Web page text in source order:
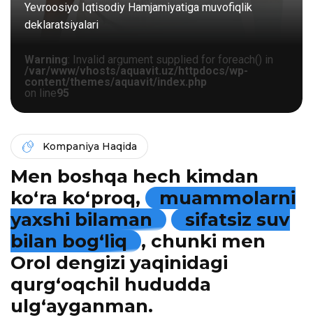
Yevroosiyo Iqtisodiy Hamjamiyatiga muvofiqlik
deklaratsiyalari
Warning: Invalid argument supplied for foreach() in
/var/www/vhosts/aquavit.uz/httpdocs/wp-
content/themes/aquavit/index.php
on line95
Kompaniya Haqida
Men boshqa hech kimdan
ko‘ra ko‘proq,
muammolarni
yaxshi bilaman
sifatsiz suv
bilan bog‘liq
, chunki men
Orol dengizi yaqinidagi
qurg‘oqchil hududda
ulg‘ayganman.